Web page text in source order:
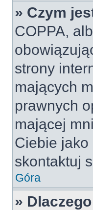
» Czym
COPPA,
strony
mających
prawnych
mającej
Ciebie jako
skontaktuj
Góra
»